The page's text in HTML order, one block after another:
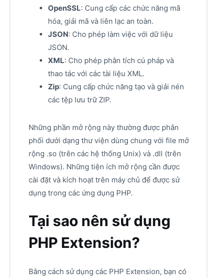
OpenSSL: Cung cấp các chức năng mã
hóa, giải mã và liên lạc an toàn.
JSON: Cho phép làm việc với dữ liệu
JSON.
XML: Cho phép phân tích cú pháp và
thao tác với các tài liệu XML.
Zip: Cung cấp chức năng tạo và giải nén
các tệp lưu trữ ZIP.
Những phần mở rộng này thường được phân
phối dưới dạng thư viện dùng chung với file mở
rộng .so (trên các hệ thống Unix) và .dll (trên
Windows). Những tiện ích mở rộng cần được
cài đặt và kích hoạt trên máy chủ để được sử
dụng trong các ứng dụng PHP.
Tại sao nên sử dụng
PHP Extension?
Bằng cách sử dụng các PHP Extension, bạn có